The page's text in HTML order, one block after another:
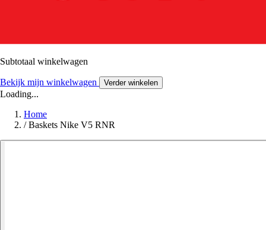
Subtotaal winkelwagen
Bekijk mijn winkelwagen Verder winkelen
Loading...
Home
/ Baskets Nike V5 RNR